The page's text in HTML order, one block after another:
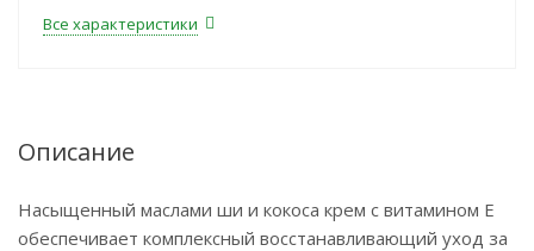
Все характеристики
Описание
Насыщенный маслами ши и кокоса крем с витамином Е
обеспечивает комплексный восстанавливающий уход за